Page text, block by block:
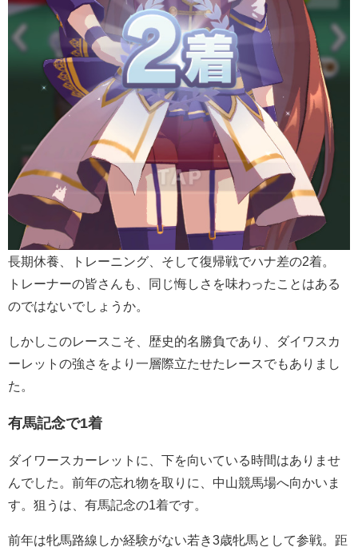
長期休養、トレーニング、そして復帰戦でハナ差の2着。
トレーナーの皆さんも、同じ悔しさを味わったことはある
のではないでしょうか。
しかしこのレースこそ、歴史的名勝負であり、ダイワスカ
ーレットの強さをより一層際立たせたレースでもありまし
た。
有馬記念で1着
ダイワースカーレットに、下を向いている時間はありませ
んでした。前年の忘れ物を取りに、中山競馬場へ向かいま
す。狙うは、有馬記念の1着です。
前年は牝馬路線しか経験がない若き3歳牝馬として参戦。距